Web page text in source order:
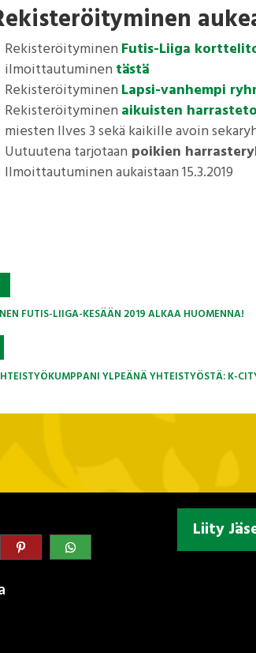
RekisteröityminenFutis-Liiga
ilmoittautuminentästä
RekisteröityminenLapsi-vanhempi
Rekisteröityminenaikuisten
miesten Ilves 3 sekä kaikille avoin
Uutuutena tarjotaan poikien
Ilmoittautuminen aukaistaan 15.3.2019
FUTIS-LIIGA-KESÄÄN 2019 ALKAA HUOMENNA!
YLPEÄNÄ YHTEISTYÖSTÄ: K-
Liity